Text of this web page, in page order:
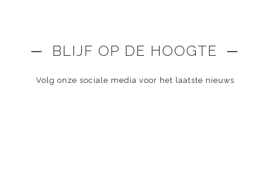
─ BLIJF OP DE HOOGTE ─
Volg onze sociale media voor het laatste nieuws